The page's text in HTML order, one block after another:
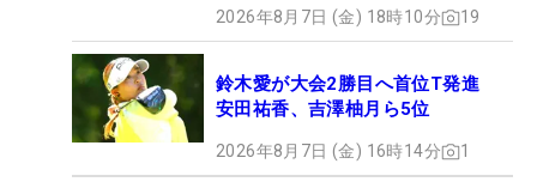
2026年8月7日 (金) 18時10分 19
鈴木愛が大会2勝目へ首位T発進
安田祐香、吉澤柚月ら5位
2026年8月7日 (金) 16時14分 1